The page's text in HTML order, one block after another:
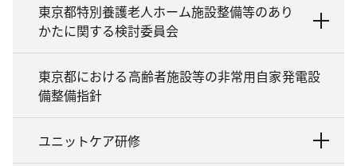
東京都特別養護老人ホーム施設整備等のあり
かたに関する検討委員会
東京都における高齢者施設等の非常用自家発電設
備整備指針
ユニットケア研修